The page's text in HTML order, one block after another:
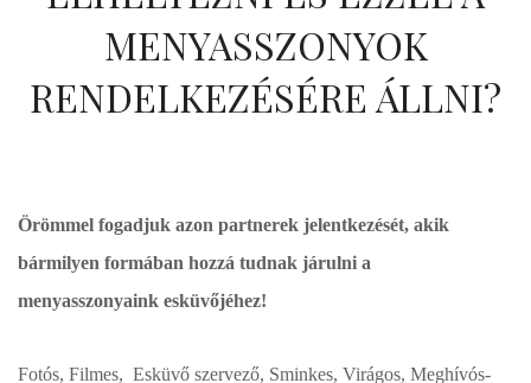
MENYASSZONYOK
RENDELKEZÉSÉRE ÁLLNI?
Örömmel fogadjuk azon partnerek jelentkezését, akik
bármilyen formában hozzá tudnak járulni a
menyasszonyaink esküvőjéhez!
Fotós, Filmes, Esküvő szervező, Sminkes, Virágos, Meghívós-